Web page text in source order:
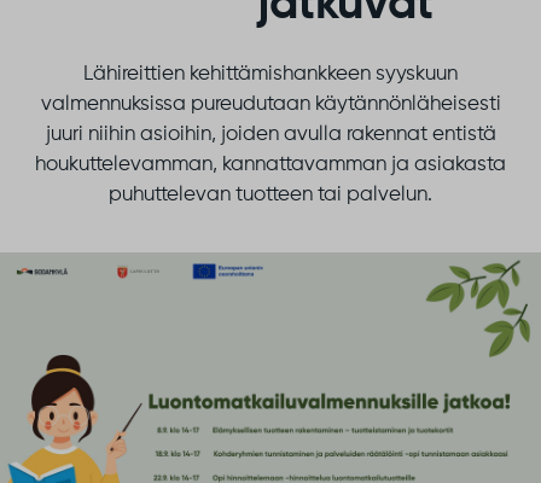
Lähireittien kehittämishankkeen syyskuun
valmennuksissa pureudutaan käytännönläheisesti
juuri niihin asioihin, joiden avulla rakennat entistä
houkuttelevamman, kannattavamman ja asiakasta
puhuttelevan tuotteen tai palvelun.